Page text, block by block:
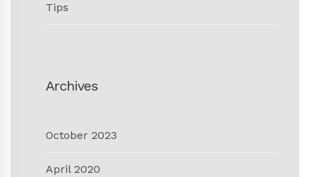
Tips
Archives
October 2023
April 2020